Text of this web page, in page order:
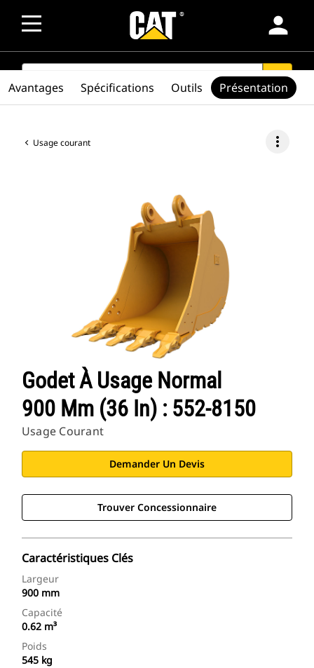
person
SEARCH search
Usage courant more_vert
Godet À Usage Normal
900 Mm (36 In) : 552-8150
Usage Courant
Demander Un Devis
Trouver Concessionnaire
Caractéristiques Clés
Largeur
900 mm
Capacité
0.62 m³
Poids
545 kg
Avantages Spécifications Outils Présentation